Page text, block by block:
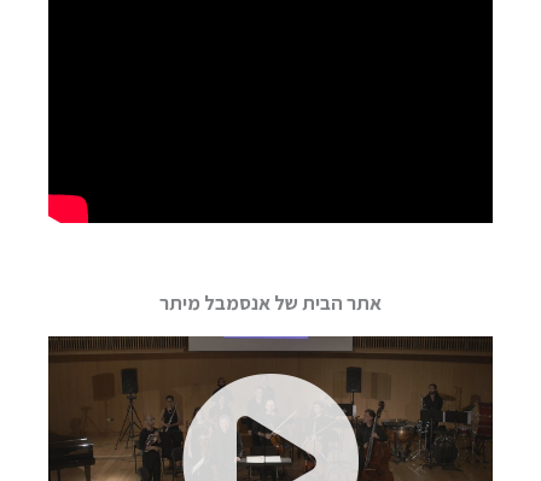
אתר הבית של אנסמבל מיתר